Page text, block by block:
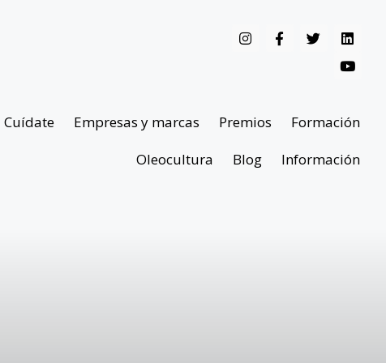
Cuídate Empresas y marcas Premios
Formación
Oleocultura
Blog Información